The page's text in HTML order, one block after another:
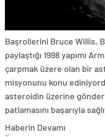
Başrollerini Bruce Willis,
paylaştığı 1998 yapımı
çarpmak üzere olan bir
misyonunu konu
asteroidin üzerine
patlamasını başarıyla
Haberin Devamı